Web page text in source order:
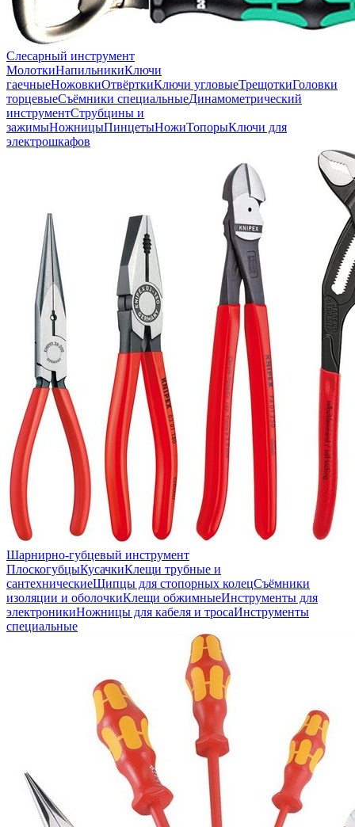
Слесарный инструмент
МолоткиНапильникиКлючи
гаечныеНожовкиОтвёрткиКлючи угловыеТрещоткиГоловки
торцевыеСъёмники специальныеДинамометрический
инструментСтрубцины и
зажимыНожницыПинцетыНожиТопорыКлючи для
электрошкафов
Шарнирно-губцевый инструмент
ПлоскогубцыКусачкиКлещи трубные и
сантехническиеЩипцы для стопорных колецСъёмники
изоляции и оболочкиКлещи обжимныеИнструменты для
электроникиНожницы для кабеля и тросаИнструменты
специальные